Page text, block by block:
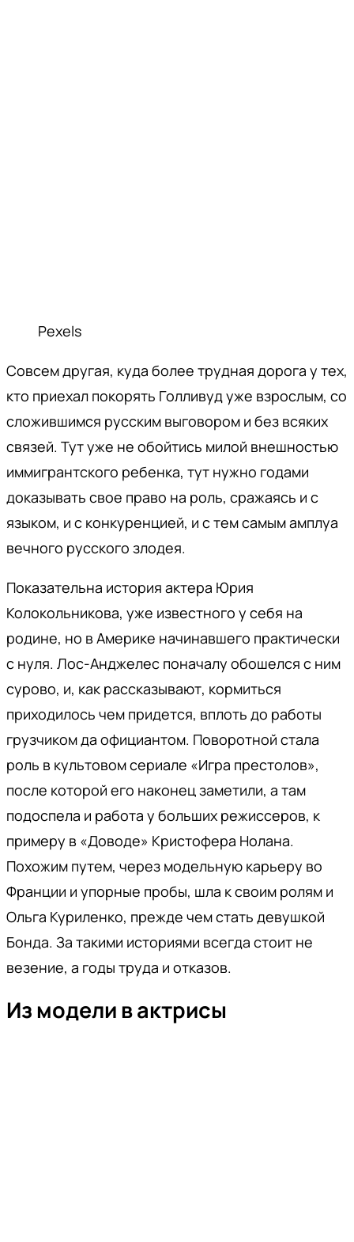
Pexels
Совсем другая, куда более трудная дорога у тех,
кто приехал покорять Голливуд уже взрослым, со
сложившимся русским выговором и без всяких
связей. Тут уже не обойтись милой внешностью
иммигрантского ребенка, тут нужно годами
доказывать свое право на роль, сражаясь и с
языком, и с конкуренцией, и с тем самым амплуа
вечного русского злодея.
Показательна история актера Юрия
Колокольникова, уже известного у себя на
родине, но в Америке начинавшего практически
с нуля. Лос-Анджелес поначалу обошелся с ним
сурово, и, как рассказывают, кормиться
приходилось чем придется, вплоть до работы
грузчиком да официантом. Поворотной стала
роль в культовом сериале «Игра престолов»,
после которой его наконец заметили, а там
подоспела и работа у больших режиссеров, к
примеру в «Доводе» Кристофера Нолана.
Похожим путем, через модельную карьеру во
Франции и упорные пробы, шла к своим ролям и
Ольга Куриленко, прежде чем стать девушкой
Бонда. За такими историями всегда стоит не
везение, а годы труда и отказов.
Из модели в актрисы